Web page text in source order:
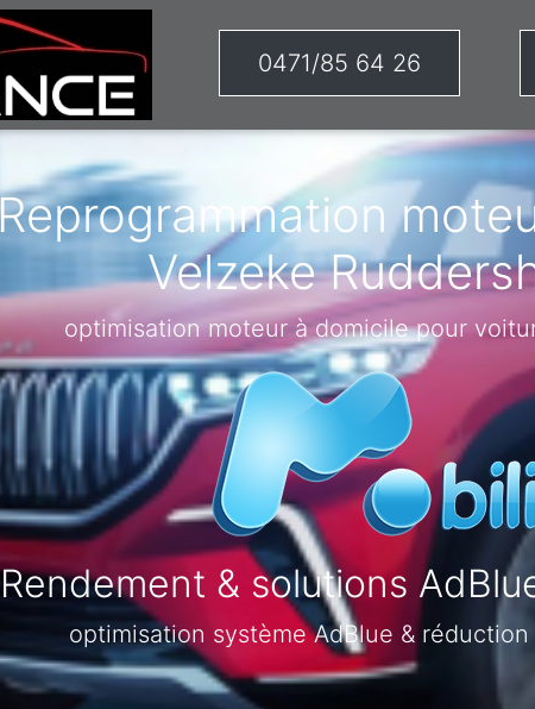
0471/85 64 26
Velzeke
optimisation moteur à domicile pour
& solutions
optimisation système AdBlue &